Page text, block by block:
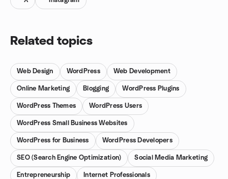
Related topics
Web Design WordPress Web Development
Online Marketing Blogging WordPress Plugins
WordPress Themes WordPress Users
WordPress Small Business Websites
WordPress for Business WordPress Developers
SEO (Search Engine Optimization) Social Media Marketing
Entrepreneurship Internet Professionals